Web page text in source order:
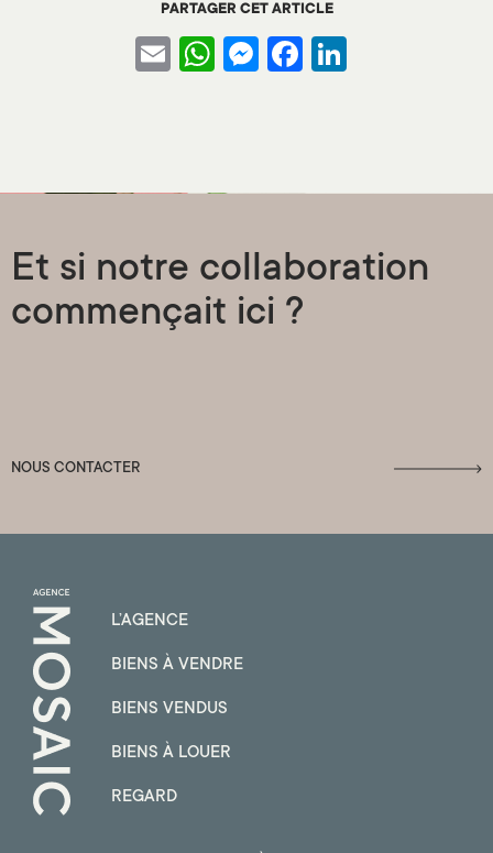
PARTAGER CET ARTICLE
EmailWhatsApp
Messenger
Facebook
Et si notre collaboration
commençait ici ?
NOUS CONTACTER
L’AGENCE
BIENS À VENDRE
BIENS VENDUS
BIENS À LOUER
REGARD